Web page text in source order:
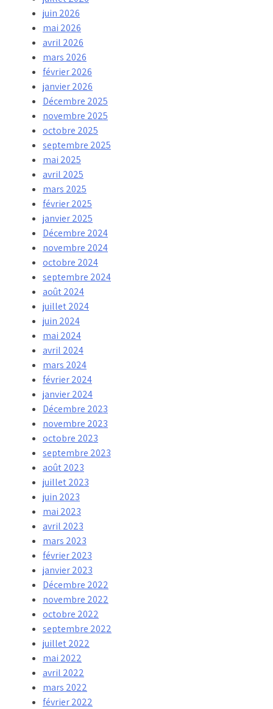
juin 2026
mai 2026
avril 2026
mars 2026
février 2026
janvier 2026
Décembre 2025
novembre 2025
octobre 2025
septembre 2025
mai 2025
avril 2025
mars 2025
février 2025
janvier 2025
Décembre 2024
novembre 2024
octobre 2024
septembre 2024
août 2024
juillet 2024
juin 2024
mai 2024
avril 2024
mars 2024
février 2024
janvier 2024
Décembre 2023
novembre 2023
octobre 2023
septembre 2023
août 2023
juillet 2023
juin 2023
mai 2023
avril 2023
mars 2023
février 2023
janvier 2023
Décembre 2022
novembre 2022
octobre 2022
septembre 2022
juillet 2022
mai 2022
avril 2022
mars 2022
février 2022